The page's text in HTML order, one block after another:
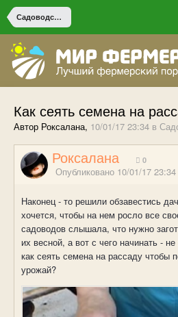
Садоводство
Как сеять семена на
Автор Роксалана, 10/01/17 23:34 в
Роксалана 0
Опубликовано 10/01/17 23:34
Наконец - то решили обзавестись
хочется, чтобы на нем росло все
садоводов слышала, что нужно
их весной, а вот с чего начинать -
как сеять семена на рассаду чтобы
урожай?